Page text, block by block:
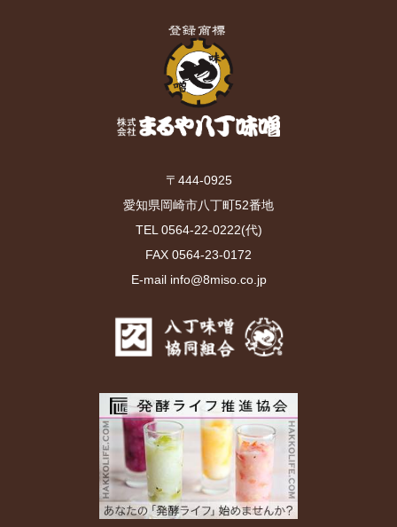
〒444-0925
愛知県岡崎市八丁町52番地
TEL 0564-22-0222(代)
FAX 0564-23-0172
E-mail info@8miso.co.jp